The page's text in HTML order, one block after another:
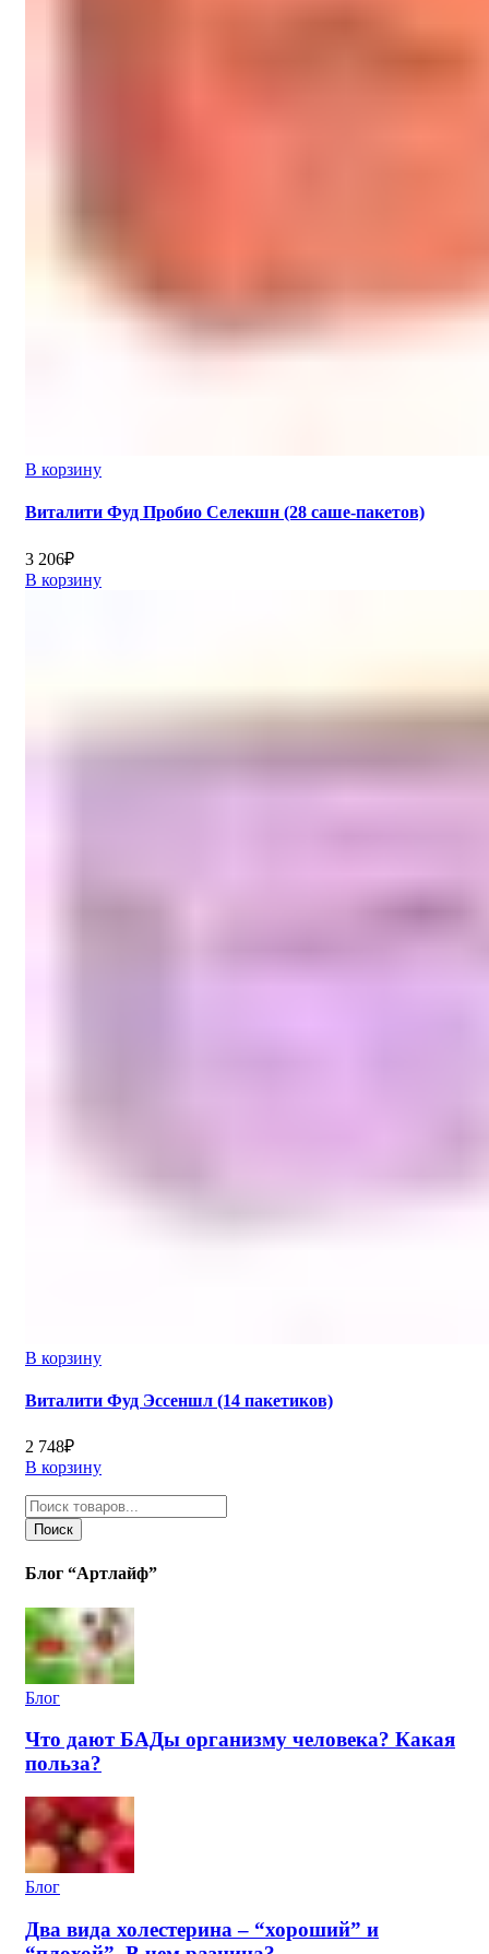
В корзину
Виталити Фуд Пробио Селекшн (28 саше-пакетов)
3 206₽
В корзину
В корзину
Виталити Фуд Эссеншл (14 пакетиков)
2 748₽
В корзину
товаров
Поиск
Блог “Артлайф”
Блог
Что дают БАДы организму человека? Какая
польза?
Блог
Два вида холестерина – “хороший” и